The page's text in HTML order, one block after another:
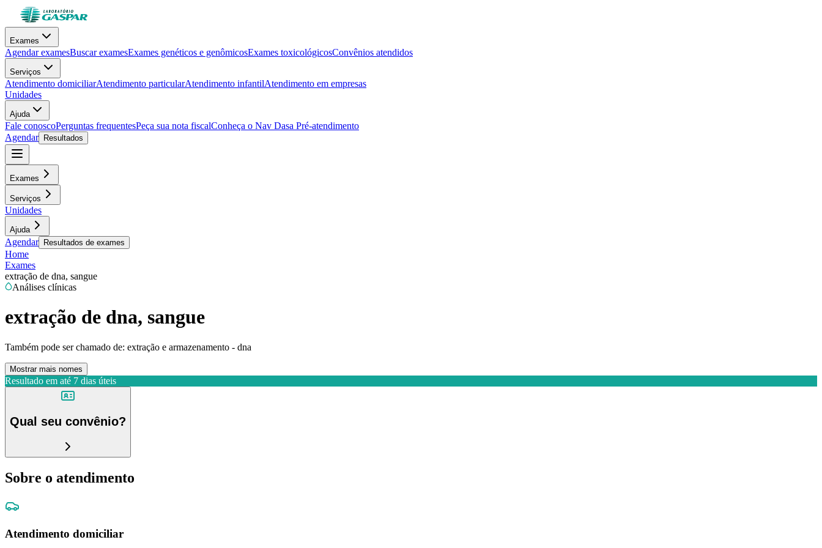
Exames
Agendar examesBuscar examesExames genéticos e genômicosExames toxicológicosConvênios atendidos
Serviços
Atendimento domiciliarAtendimento particularAtendimento infantilAtendimento em empresas
Unidades
Ajuda
Fale conoscoPerguntas frequentesPeça sua nota fiscalConheça o Nav Dasa Pré-atendimento
Agendar
Resultados
Exames
Serviços
Unidades
Ajuda
Agendar Resultados de exames
Home
Exames
extração de dna, sangue
Análises clínicas
extração de dna, sangue
Também pode ser chamado de: extração e armazenamento - dna
Mostrar mais nomes
Resultado em até 7 dias úteis
Qual seu convênio?
Sobre o atendimento
Atendimento domiciliar